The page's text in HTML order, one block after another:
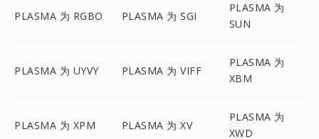
PLASMA 为 RGBO PLASMA 为 SGI
PLASMA 为
SUN
PLASMA 为 UYVY PLASMA 为 VIFF
PLASMA 为
XBM
PLASMA 为 XPM PLASMA 为 XV
PLASMA 为
XWD